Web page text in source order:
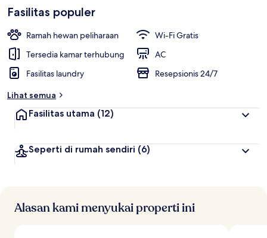
Fasilitas populer
Ramah hewan peliharaan
Wi-Fi Gratis
Tersedia kamar terhubung
AC
Fasilitas laundry
Resepsionis 24/7
Lihat semua
Fasilitas utama (12)
Seperti di rumah sendiri (6)
Alasan kami menyukai properti ini